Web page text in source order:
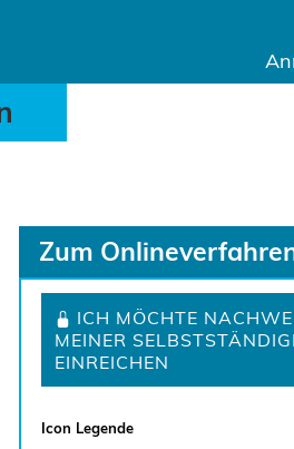
Zum
Sprung zur Icon Legende.
ICH MÖCHTE
MEINER
EINREICHEN
Icon Legende